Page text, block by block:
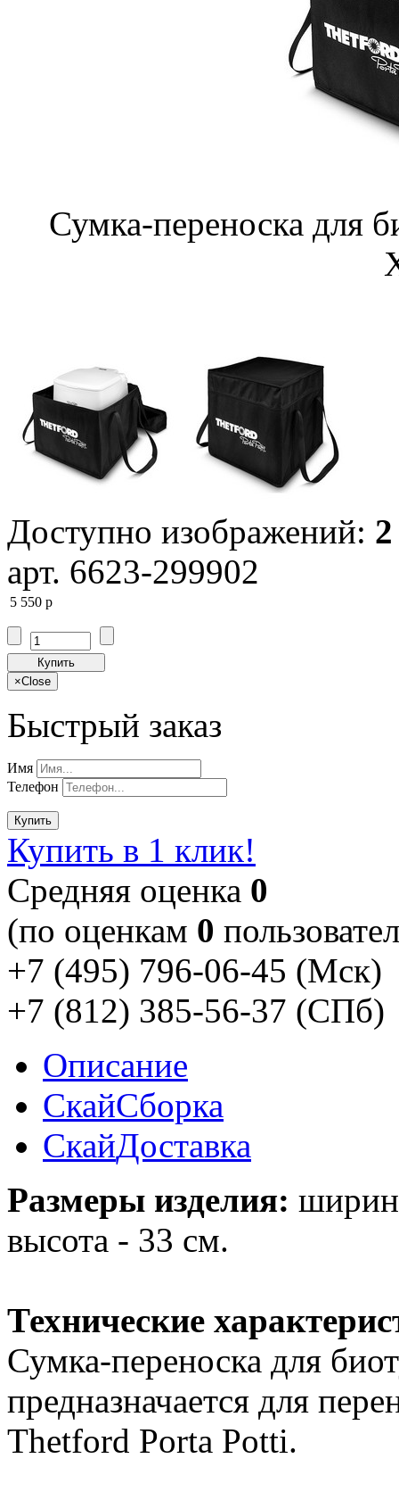
Сумка-переноска для
Доступно изображений: 2
арт. 6623-299902
5 550 p
Купить
×Close
Быстрый заказ
Имя
Телефон
Купить
Купить в 1 клик!
Cредняя оценка 0
(по оценкам 0
+7 (495) 796-06-45 (Мск)
+7 (812) 385-56-37 (СПб)
Описание
СкайСборка
СкайДоставка
Размеры изделия:
высота - 33 см.
Технические
Сумка-переноска для
предназначается для
Thetford Porta Potti.